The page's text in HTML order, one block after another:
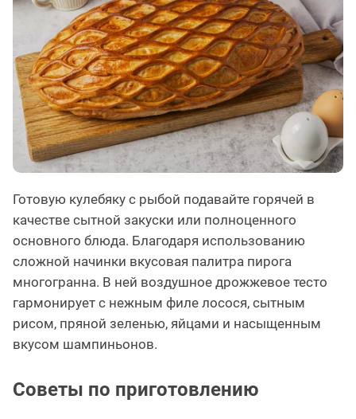
Готовую кулебяку с рыбой подавайте горячей в
качестве сытной закуски или полноценного
основного блюда. Благодаря использованию
сложной начинки вкусовая палитра пирога
многогранна. В ней воздушное дрожжевое тесто
гармонирует с нежным филе лосося, сытным
рисом, пряной зеленью, яйцами и насыщенным
вкусом шампиньонов.
Советы по приготовлению